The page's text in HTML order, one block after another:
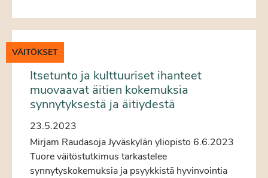
VÄITÖKSET
Itsetunto ja kulttuuriset ihanteet
muovaavat äitien kokemuksia
synnytyksestä ja äitiydestä
23.5.2023
Mirjam Raudasoja Jyväskylän yliopisto 6.6.2023
Tuore väitöstutkimus tarkastelee
synnytyskokemuksia ja psyykkistä hyvinvointia